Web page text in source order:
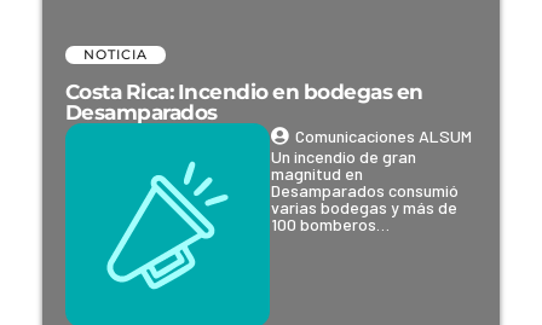
NOTICIA
Costa Rica: Incendio en bodegas en
Desamparados
Comunicaciones ALSUM
Un incendio de gran
magnitud en
Desamparados consumió
varias bodegas y más de
100 bomberos…